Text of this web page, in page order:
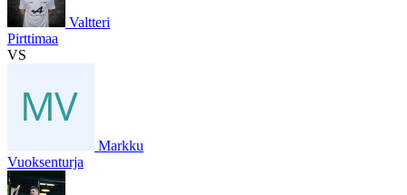
Valtteri
Pirttimaa
VS
Markku
Vuoksenturja